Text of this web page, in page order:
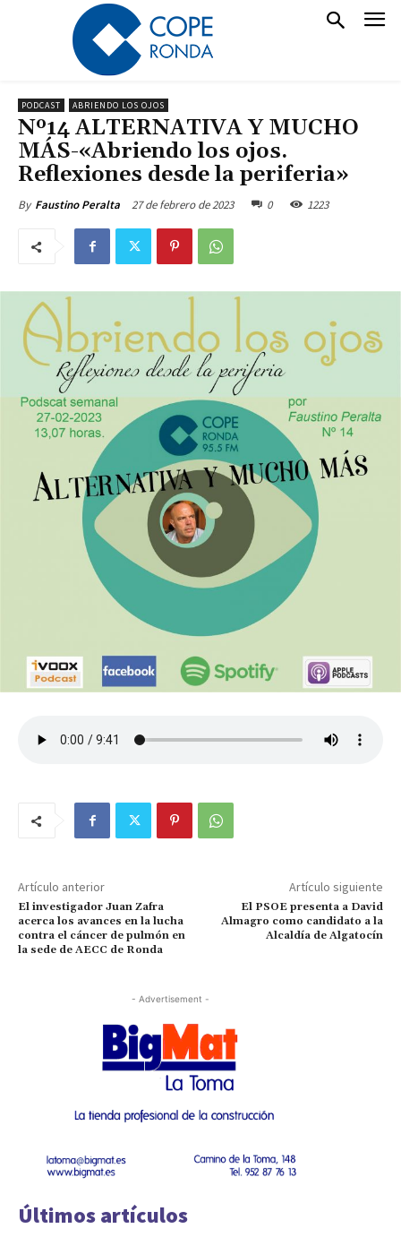
PODCAST ABRIENDO LOS OJOS
Nº14 ALTERNATIVA Y MUCHO
MÁS-«Abriendo los ojos.
Reflexiones desde la periferia»
By Faustino Peralta 27 de febrero de 2023 0 1223
Artículo anterior
El investigador Juan Zafra
acerca los avances en la lucha
contra el cáncer de pulmón en
la sede de AECC de Ronda
Artículo siguiente
El PSOE presenta a David
Almagro como candidato a la
Alcaldía de Algatocín
- Advertisement -
Últimos artículos